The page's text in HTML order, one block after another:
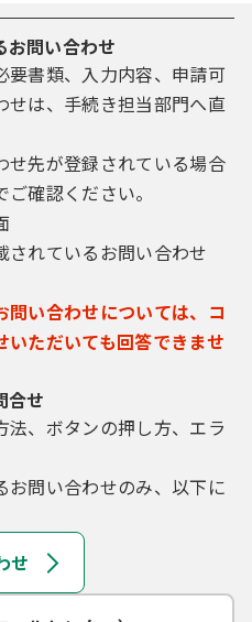
お問い合わせ
書類、入力内容、申請可
は、手続き担当部門へ直
せ先が登録されている場合
確認ください。
されているお問い合わせ
い合わせについては、コ
ただいても回答できませ
合せ
法、ボタンの押し方、エラ
お問い合わせのみ、以下に
せ